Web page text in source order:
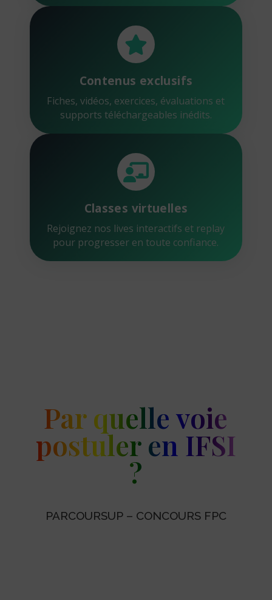
Contenus exclusifs
Fiches, vidéos, exercices, évaluations et
supports téléchargeables inédits.
Classes virtuelles
Rejoignez nos lives interactifs et replay
pour progresser en toute confiance.
Par quelle voie
postuler en IFSI
?
PARCOURSUP – CONCOURS FPC